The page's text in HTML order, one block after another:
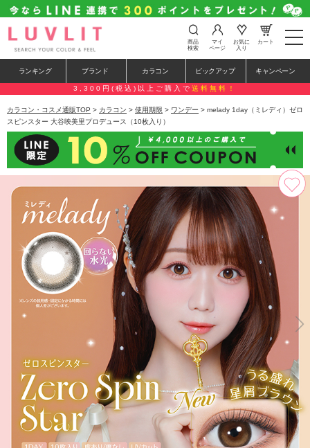
t
o
e
n
a
a
i
o
n
商品
検索
マイ
ページ
お気に
入り
カート
ランキング ブランド カラコン ピックアップ キャンペーン
3,300円(税込)以上ご購入で 送料無料！
カラコン・コスメ通販TOP > カラコン > 使用期限 > ワンデー > melady 1day（ミレディ）ゼロ
スピンスター 大谷映美里プロデュース（10枚入り）